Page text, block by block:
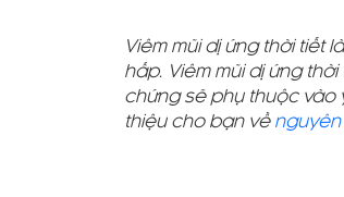
Viêm mũi dị ứng thời tiết
hấp. Viêm mũi dị ứng
chứng sẽ phụ thuộc vào
thiệu cho bạn về nguyên